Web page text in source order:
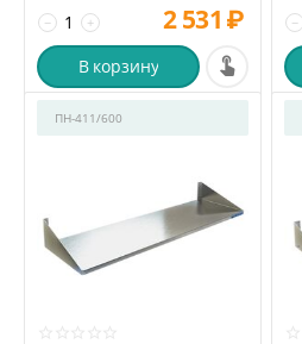
+
− 2 531 ₽
В корзину
−
ПН-411/600